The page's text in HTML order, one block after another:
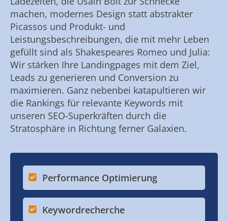
machen, modernes Design statt abstrakter
Picassos und Produkt- und
Leistungsbeschreibungen, die mit mehr Leben
gefüllt sind als Shakespeares Romeo und Julia:
Wir stärken Ihre Landingpages mit dem Ziel,
Leads zu generieren und Conversion zu
maximieren. Ganz nebenbei katapultieren wir
die Rankings für relevante Keywords mit
unseren SEO-Superkräften durch die
Stratosphäre in Richtung ferner Galaxien.
Performance Optimierung
Keywordrecherche